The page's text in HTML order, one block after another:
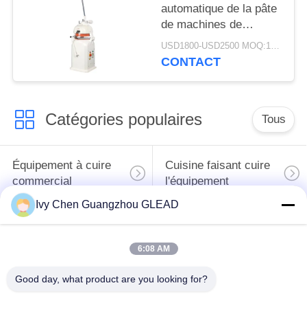
automatique de la pâte
de machines de
fabrication de pain de
pizza et plus rond
USD1800-USD2500 MOQ:1set
CONTACT
Catégories populaires Tous
Équipement à cuire
commercial
Cuisine faisant cuire
l'équipement
Machines de
denrées alimentaires
alimentaires
Ivy Chen Guangzhou GLEAD
6:08 AM
Good day, what product are you looking for?